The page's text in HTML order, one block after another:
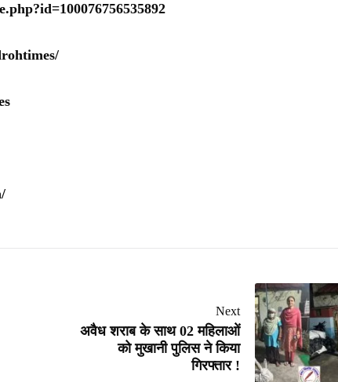
Next
अवैध शराब के साथ 02 महिलाओं
को मुखानी पुलिस ने किया
गिरफ्तार !